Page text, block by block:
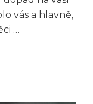
vás a hlavně,
…